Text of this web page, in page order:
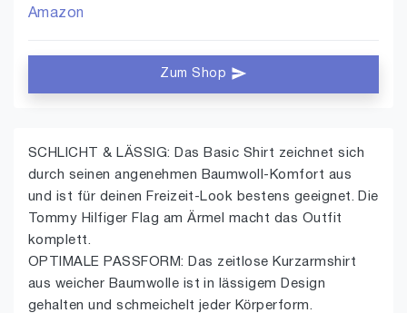
Amazon
Zum Shop
SCHLICHT & LÄSSIG: Das Basic Shirt zeichnet sich
durch seinen angenehmen Baumwoll-Komfort aus
und ist für deinen Freizeit-Look bestens geeignet. Die
Tommy Hilfiger Flag am Ärmel macht das Outfit
komplett.
OPTIMALE PASSFORM: Das zeitlose Kurzarmshirt
aus weicher Baumwolle ist in lässigem Design
gehalten und schmeichelt jeder Körperform.